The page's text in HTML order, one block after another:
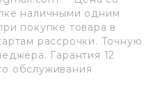
наличными одним
покупке товара в
рассрочки. Точную
Гарантия 12
обслуживания